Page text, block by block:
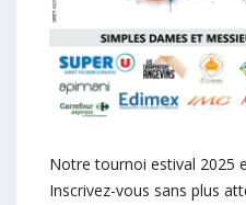
Notre tournoi estival 2025
Inscrivez-vous sans plus